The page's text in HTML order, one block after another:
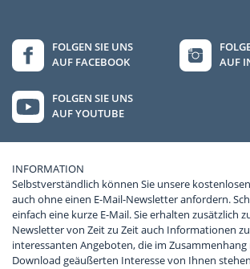
FOLGEN SIE UNS
AUF FACEBOOK
AUF
FOLGEN SIE UNS
AUF YOUTUBE
INFORMATION
Selbstverständlich können Sie unsere
auch ohne einen E-Mail-Newsletter anfordern.
einfach eine kurze E-Mail. Sie erhalten zusätzlich
Newsletter von Zeit zu Zeit auch Informationen
interessanten Angeboten, die im
Download geäußerten Interesse von Ihnen